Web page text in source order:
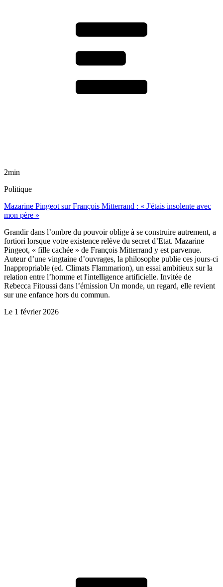
2min
Politique
Mazarine Pingeot sur François Mitterrand : « J'étais insolente avec
mon père »
Grandir dans l’ombre du pouvoir oblige à se construire autrement, a
fortiori lorsque votre existence relève du secret d’Etat. Mazarine
Pingeot, « fille cachée » de François Mitterrand y est parvenue.
Auteur d’une vingtaine d’ouvrages, la philosophe publie ces jours-ci
Inappropriable (ed. Climats Flammarion), un essai ambitieux sur la
relation entre l’homme et l'intelligence artificielle. Invitée de
Rebecca Fitoussi dans l’émission Un monde, un regard, elle revient
sur une enfance hors du commun.
Le 1 février 2026